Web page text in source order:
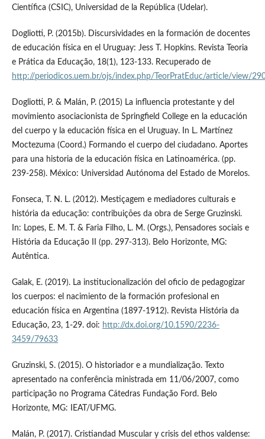
Científica (CSIC), Universidad de la República (Udelar).
Dogliotti, P. (2015b). Discursividades en la formación de docentes
de educación física en el Uruguay: Jess T. Hopkins. Revista Teoria
e Prática da Educação, 18(1), 123-133. Recuperado de
http://periodicos.uem.br/ojs/index.php/TeorPratEduc/article/view/
Dogliotti, P. & Malán, P. (2015) La influencia protestante y del
movimiento asociacionista de Springfield College en la educación
del cuerpo y la educación física en el Uruguay. In L. Martínez
Moctezuma (Coord.) Formando el cuerpo del ciudadano. Aportes
para una historia de la educación física en Latinoamérica. (pp.
239-258). México: Universidad Autónoma del Estado de Morelos.
Fonseca, T. N. L. (2012). Mestiçagem e mediadores culturais e
história da educação: contribuições da obra de Serge Gruzinski.
In: Lopes, E. M. T. & Faria Filho, L. M. (Orgs.), Pensadores sociais e
História da Educação II (pp. 297-313). Belo Horizonte, MG:
Autêntica.
Galak, E. (2019). La institucionalización del oficio de pedagogizar
los cuerpos: el nacimiento de la formación profesional en
educación física en Argentina (1897-1912). Revista História da
Educação, 23, 1-29. doi: http://dx.doi.org/10.1590/2236-
3459/79633
Gruzinski, S. (2015). O historiador e a mundialização. Texto
apresentado na conferência ministrada em 11/06/2007, como
participação no Programa Cátedras Fundação Ford. Belo
Horizonte, MG: IEAT/UFMG.
Malán, P. (2017). Cristiandad Muscular y crisis del ethos valdense: